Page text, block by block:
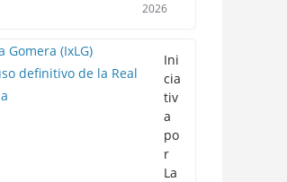
2026
Ini
cia
tiv
a
po
r
La